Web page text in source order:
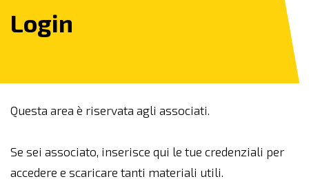
Login
Questa area è riservata agli associati.
Se sei associato, inserisce qui le tue credenziali per
accedere e scaricare tanti materiali utili.